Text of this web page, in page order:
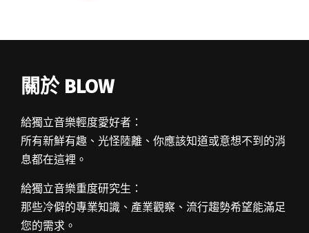
關於 BLOW
給獨立音樂輕度愛好者：
所有新鮮有趣、光怪陸離、你應該知道或意想不到的消
息都在這裡。
給獨立音樂重度研究生：
那些冷僻的專業知識、產業觀察、流行趨勢希望能滿足
您的需求。